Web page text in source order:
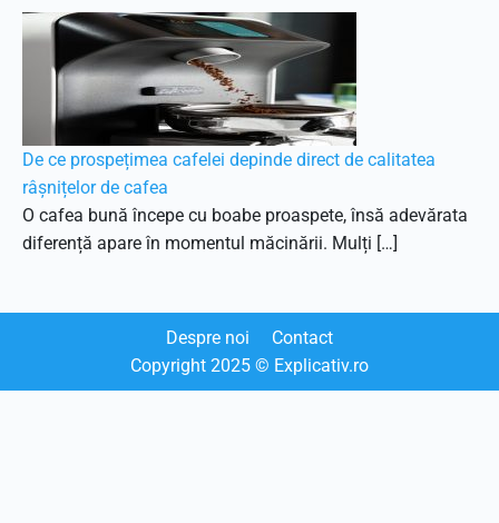
De ce prospețimea cafelei depinde direct de calitatea
râșnițelor de cafea
O cafea bună începe cu boabe proaspete, însă adevărata
diferență apare în momentul măcinării. Mulți […]
Despre noi
Contact
Copyright 2025 © Explicativ.ro